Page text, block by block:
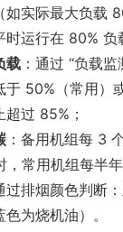
如实际最大负载
时运行在 80% 负
载 ：通过 “负载
于 50%（常用）
过 85%；
：备用机组每 3
，常用机组每半
过排烟颜色判断
为烧机油）。